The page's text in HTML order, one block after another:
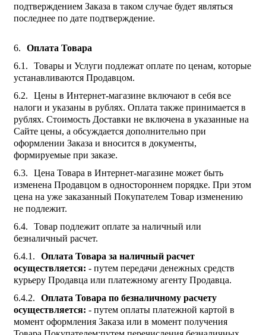
подтверждением Заказа в таком случае будет являться
последнее по дате подтверждение.
Оплата Товара
Товары и Услуги подлежат оплате по ценам, которые
устанавливаются Продавцом.
Цены в Интернет-магазине включают в себя все
налоги и указаны в рублях. Оплата также принимается в
рублях. Стоимость Доставки не включена в указанные на
Сайте цены, а обсуждается дополнительно при
оформлении Заказа и вносится в документы,
формируемые при заказе.
Цена Товара в Интернет-магазине может быть
изменена Продавцом в одностороннем порядке. При этом
цена на уже заказанный Покупателем Товар изменению
не подлежит.
Товар подлежит оплате за наличный или
безналичный расчет.
Оплата Товара за наличный расчет
осуществляется: - путем передачи денежных средств
курьеру Продавца или платежному агенту Продавца.
Оплата Товара по безналичному расчету
осуществляется: - путем оплаты платежной картой в
момент оформления Заказа или в момент получения